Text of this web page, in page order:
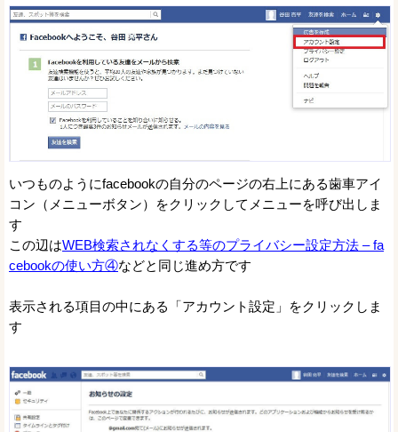
いつものようにfacebookの自分のページの右上にある歯車アイ
コン（メニューボタン）をクリックしてメニューを呼び出しま
す
この辺はWEB検索されなくする等のプライバシー設定方法 – fa
cebookの使い方④などと同じ進め方です
表示される項目の中にある「アカウント設定」をクリックしま
す